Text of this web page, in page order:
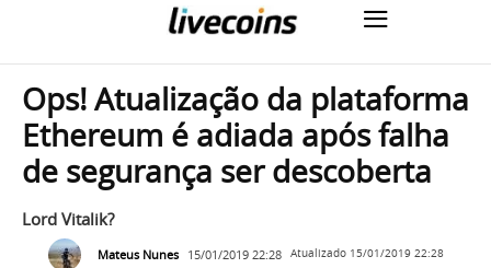
Ops! Atualização da plataforma
Ethereum é adiada após falha
de segurança ser descoberta
Lord Vitalik?
Mateus Nunes 15/01/2019 22:28 Atualizado 15/01/2019 22:28